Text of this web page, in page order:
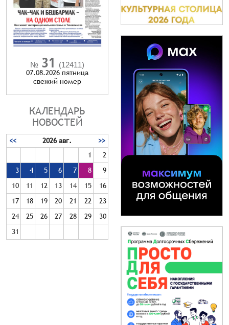
№ 31 (12411)
07.08.2026 пятница
cвежий номер
КАЛЕНДАРЬ
НОВОСТЕЙ
<< 2026 авг.
>>
1
2
3
4 5 6 7 8
9
10
11 12 13 14 15
16
17
18 19 20 21 22
23
24
25 26 27 28 29
30
31